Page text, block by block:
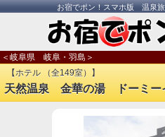
お宿でポン！スマホ版 温泉
＜岐阜県 岐阜・羽島＞
【ホテル （全149室）】
天然温泉 金華の湯 ドーミー